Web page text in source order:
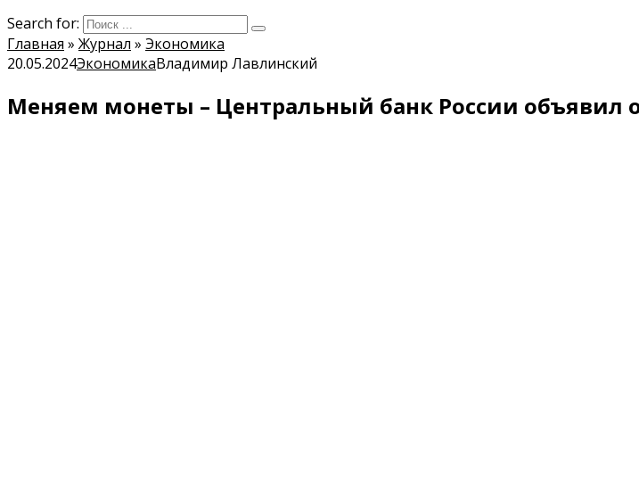
Search for:
Главная » Журнал » Экономика
20.05.2024ЭкономикаВладимир Лавлинский
Меняем монеты – Центральный банк России объявил